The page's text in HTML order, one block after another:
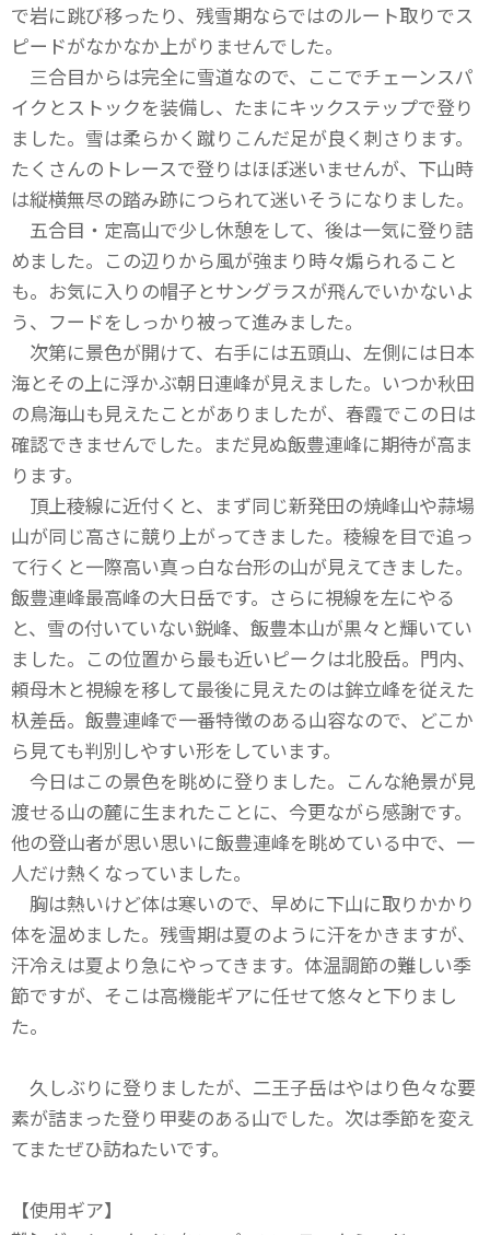
で岩に跳び移ったり、残雪期ならではのルート取りでス
ピードがなかなか上がりませんでした。
三合目からは完全に雪道なので、ここでチェーンスパ
イクとストックを装備し、たまにキックステップで登り
ました。雪は柔らかく蹴りこんだ足が良く刺さります。
たくさんのトレースで登りはほぼ迷いませんが、下山時
は縦横無尽の踏み跡につられて迷いそうになりました。
五合目・定高山で少し休憩をして、後は一気に登り詰
めました。この辺りから風が強まり時々煽られること
も。お気に入りの帽子とサングラスが飛んでいかないよ
う、フードをしっかり被って進みました。
次第に景色が開けて、右手には五頭山、左側には日本
海とその上に浮かぶ朝日連峰が見えました。いつか秋田
の鳥海山も見えたことがありましたが、春霞でこの日は
確認できませんでした。まだ見ぬ飯豊連峰に期待が高ま
ります。
頂上稜線に近付くと、まず同じ新発田の焼峰山や蒜場
山が同じ高さに競り上がってきました。稜線を目で追っ
て行くと一際高い真っ白な台形の山が見えてきました。
飯豊連峰最高峰の大日岳です。さらに視線を左にやる
と、雪の付いていない鋭峰、飯豊本山が黒々と輝いてい
ました。この位置から最も近いピークは北股岳。門内、
頼母木と視線を移して最後に見えたのは鉾立峰を従えた
杁差岳。飯豊連峰で一番特徴のある山容なので、どこか
ら見ても判別しやすい形をしています。
今日はこの景色を眺めに登りました。こんな絶景が見
渡せる山の麓に生まれたことに、今更ながら感謝です。
他の登山者が思い思いに飯豊連峰を眺めている中で、一
人だけ熱くなっていました。
胸は熱いけど体は寒いので、早めに下山に取りかかり
体を温めました。残雪期は夏のように汗をかきますが、
汗冷えは夏より急にやってきます。体温調節の難しい季
節ですが、そこは高機能ギアに任せて悠々と下りまし
た。
久しぶりに登りましたが、二王子岳はやはり色々な要
素が詰まった登り甲斐のある山でした。次は季節を変え
てまたぜひ訪ねたいです。
【使用ギア】